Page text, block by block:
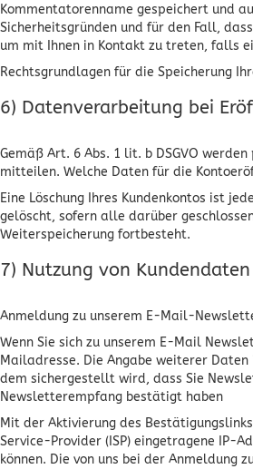
Kommentatorenname gespeichert und
Sicherheitsgründen und für den Fall,
um mit Ihnen in Kontakt zu treten, falls
Rechtsgrundlagen für die Speicherung
6) Datenverarbeitung bei
Gemäß Art. 6 Abs. 1 lit. b DSGVO
mitteilen. Welche Daten für die
Eine Löschung Ihres Kundenkontos ist
gelöscht, sofern alle darüber
Weiterspeicherung fortbesteht.
7) Nutzung von
Anmeldung zu unserem E-Mail-
Wenn Sie sich zu unserem E-Mail
Mailadresse. Die Angabe weiterer
dem sichergestellt wird, dass Sie
Newsletterempfang bestätigt haben
Mit der Aktivierung des
Service-Provider (ISP) eingetragene IP-
können. Die von uns bei der Anmeldung